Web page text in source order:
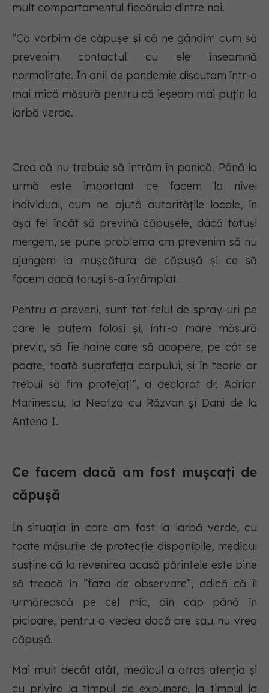
mult comportamentul fiecăruia dintre noi.
”Că vorbim de căpușe și că ne gândim cum să
prevenim contactul cu ele înseamnă
normalitate. În anii de pandemie discutam într-o
mai mică măsură pentru că ieșeam mai puțin la
iarbă verde.
Cred că nu trebuie să intrăm în panică. Până la
urmă este important ce facem la nivel
individual, cum ne ajută autoritățile locale, în
așa fel încât să prevină căpușele, dacă totuși
mergem, se pune problema cm prevenim să nu
ajungem la mușcătura de căpușă și ce să
facem dacă totuși s-a întâmplat.
Pentru a preveni, sunt tot felul de spray-uri pe
care le putem folosi și, într-o mare măsură
previn, să fie haine care să acopere, pe cât se
poate, toată suprafața corpului, și în teorie ar
trebui să fim protejați”, a declarat dr. Adrian
Marinescu, la Neatza cu Răzvan și Dani de la
Antena 1.
Ce facem dacă am fost mușcați de
căpușă
În situația în care am fost la iarbă verde, cu
toate măsurile de protecție disponibile, medicul
susține că la revenirea acasă părintele este bine
să treacă în ”faza de observare”, adică că îl
urmărească pe cel mic, din cap până în
picioare, pentru a vedea dacă are sau nu vreo
căpușă.
Mai mult decât atât, medicul a atras atenția și
cu privire la timpul de expunere, la timpul la